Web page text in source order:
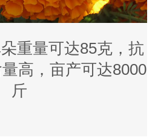
重量可达85克，抗
高，亩产可达8000
斤